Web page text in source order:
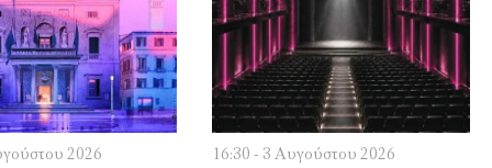
2026 16:30 - 3 Αυγούστου 2026